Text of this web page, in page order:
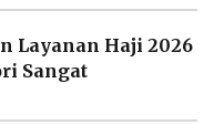
Layanan Haji 2026
Sangat